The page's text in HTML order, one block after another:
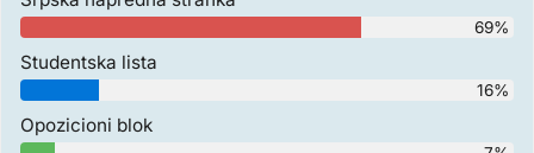
69%
Studentska lista
16%
Opozicioni blok